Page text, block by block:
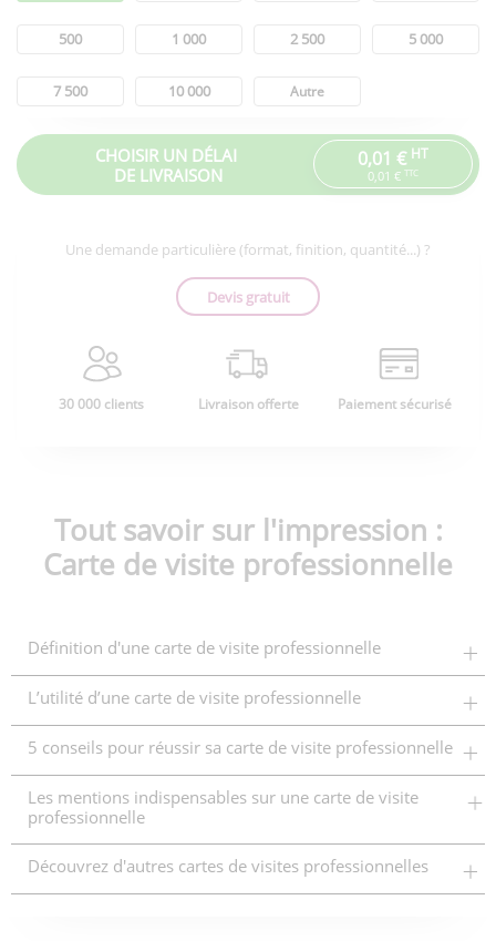
0,01 € HT
0,01 € TTC
500 1 000 2 500 5 000
7 500 10 000 Autre
CHOISIR UN DÉLAI
DE LIVRAISON
Une demande particulière (format, finition, quantité...) ?
Devis gratuit
30 000 clients Livraison offerte Paiement sécurisé
Tout savoir sur l'impression :
Carte de visite professionnelle
Définition d'une carte de visite professionnelle
L’utilité d’une carte de visite professionnelle
5 conseils pour réussir sa carte de visite professionnelle
Les mentions indispensables sur une carte de visite
professionnelle
Découvrez d'autres cartes de visites professionnelles